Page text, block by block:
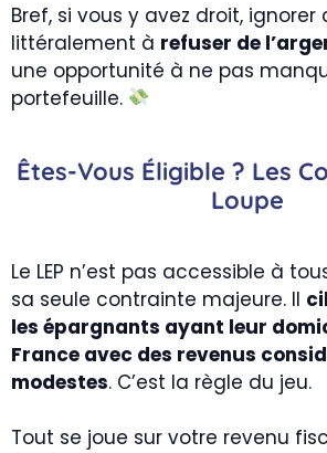
Bref, si vous y avez droit,
littéralement à refuser de
une opportunité à ne pas
portefeuille.
Êtes-Vous Éligible ? Les
Loupe
Le LEP n’est pas accessible à
sa seule contrainte majeure. Il
les épargnants ayant leur
France avec des revenus
modestes. C’est la règle du jeu.
Tout se joue sur votre revenu